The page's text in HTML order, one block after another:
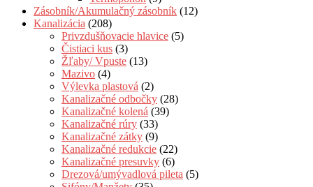
Zásobník/Akumulačný zásobník (12)
Kanalizácia (208)
Privzdušňovacie hlavice (5)
Čistiaci kus (3)
Žľaby/ Vpuste (13)
Mazivo (4)
Výlevka plastová (2)
Kanalizačné odbočky (28)
Kanalizačné kolená (39)
Kanalizačné rúry (33)
Kanalizačné zátky (9)
Kanalizačné redukcie (22)
Kanalizačné presuvky (6)
Drezová/umývadlová pileta (5)